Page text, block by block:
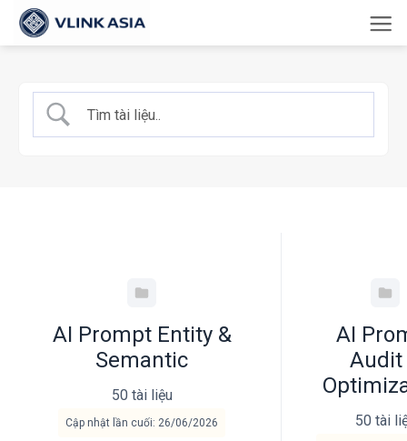
qua
dung
AI Prompt Entity &
Semantic
50 tài liệu
Cập nhật lần cuối: 26/06/2026
AI
Audit
50 tài